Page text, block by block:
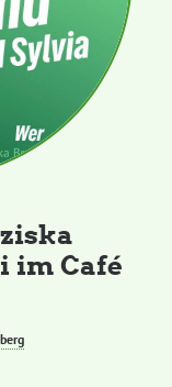
im Café